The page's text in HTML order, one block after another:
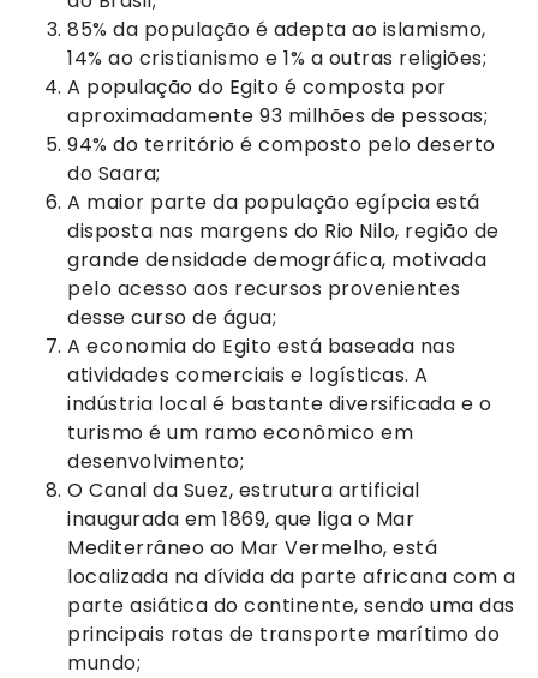
85% da população é adepta ao islamismo,
14% ao cristianismo e 1% a outras religiões;
A população do Egito é composta por
aproximadamente 93 milhões de pessoas;
94% do território é composto pelo deserto
do Saara;
A maior parte da população egípcia está
disposta nas margens do Rio Nilo, região de
grande densidade demográfica, motivada
pelo acesso aos recursos provenientes
desse curso de água;
A economia do Egito está baseada nas
atividades comerciais e logísticas. A
indústria local é bastante diversificada e o
turismo é um ramo econômico em
desenvolvimento;
O Canal da Suez, estrutura artificial
inaugurada em 1869, que liga o Mar
Mediterrâneo ao Mar Vermelho, está
localizada na dívida da parte africana com a
parte asiática do continente, sendo uma das
principais rotas de transporte marítimo do
mundo;